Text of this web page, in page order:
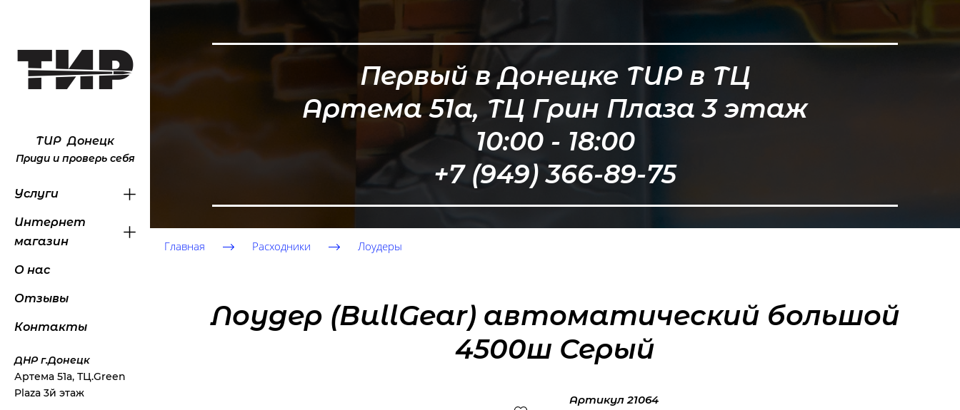
Первый в Донецке ТИР в ТЦ
Артема 51а, ТЦ Грин Плаза 3 этаж
10:00 - 18:00
+7 (949) 366-89-75
ТИР Донецк
Приди и проверь себя
Услуги
Интернет
магазин
О нас
Отзывы
Контакты
ДНР г.Донецк
Артема 51а, ТЦ.Green
Plaza 3й этаж
Главная Расходники Лоудеры
Лоудер (BullGear) автоматический большой
4500ш Серый
Артикул 21064